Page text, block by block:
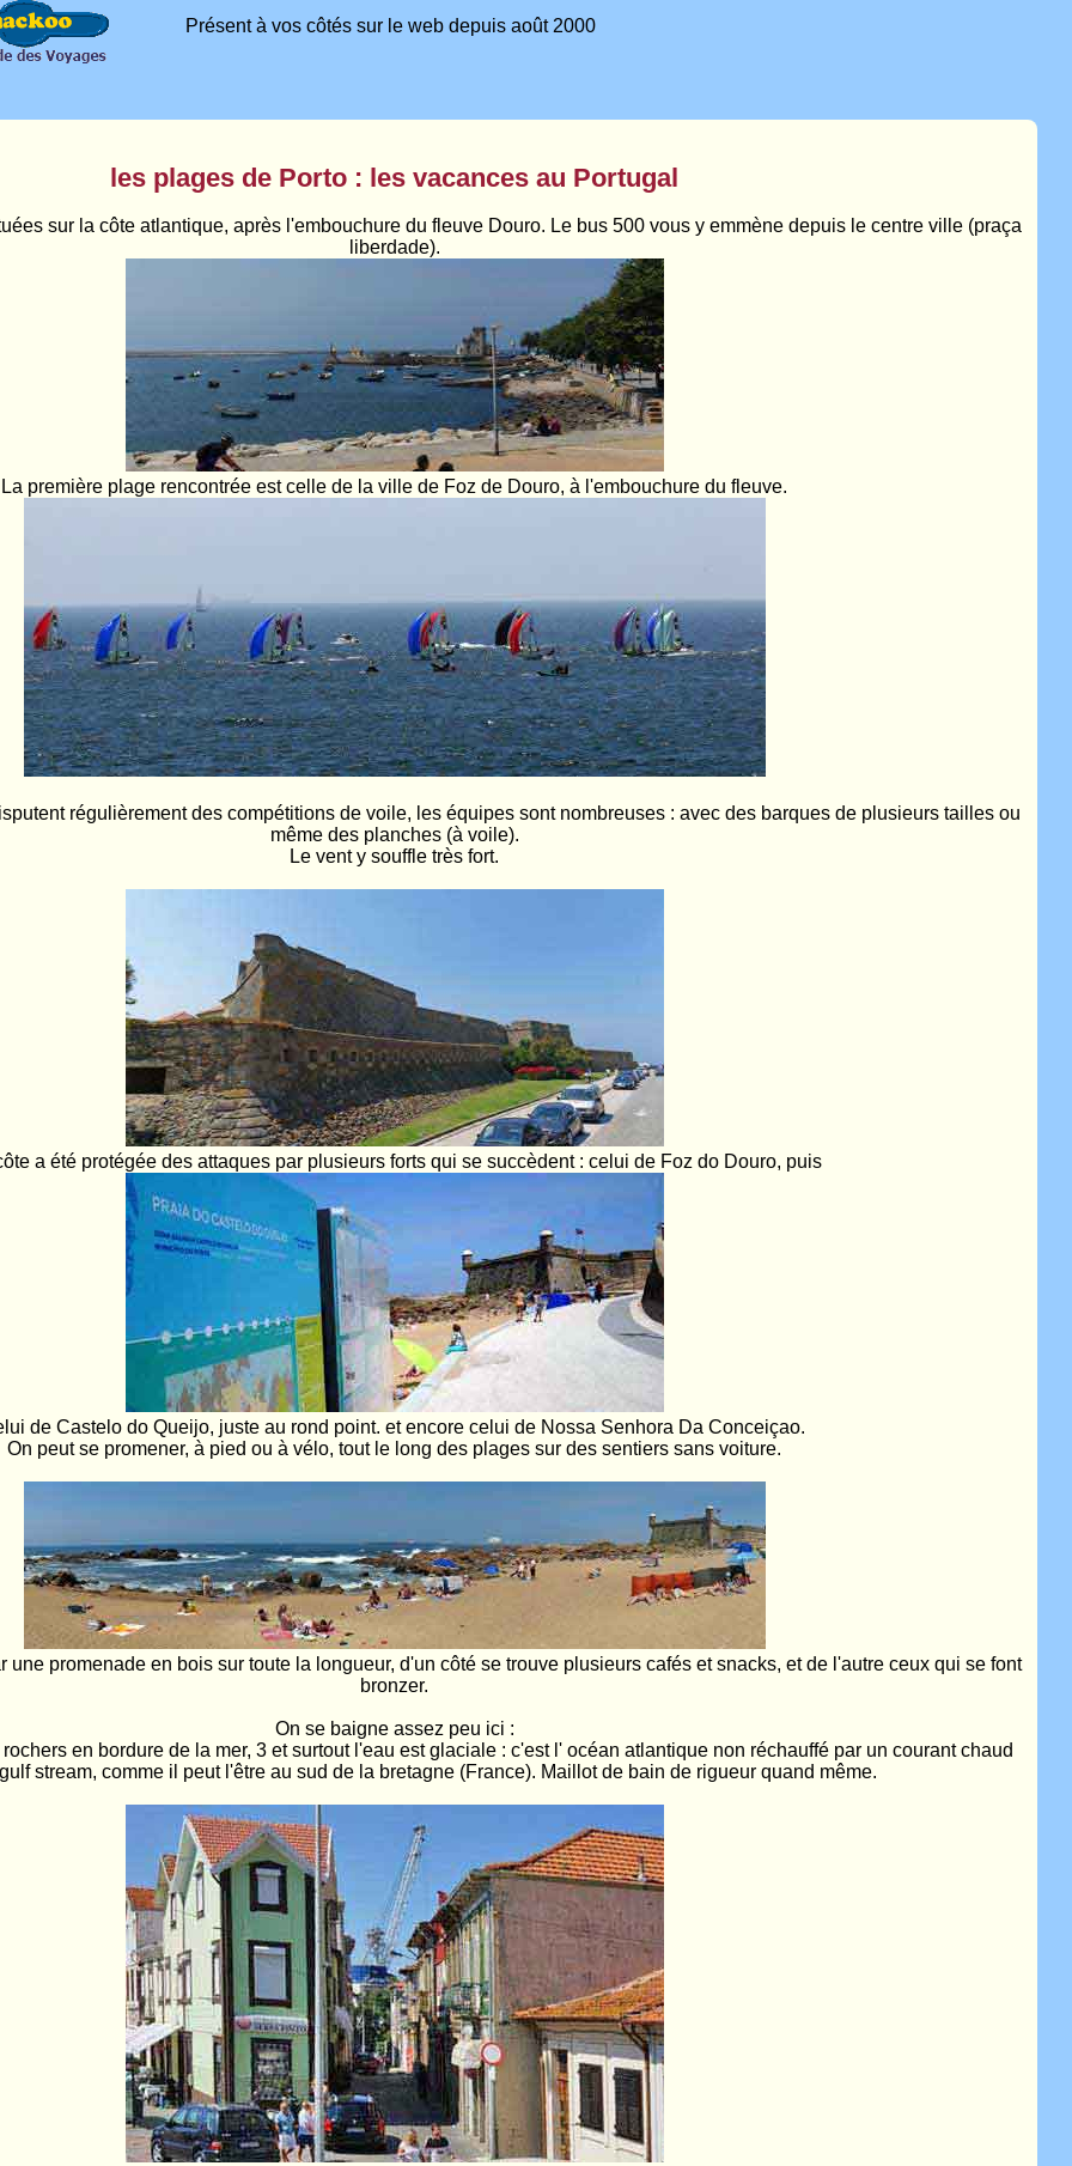
les plages de Porto : les vacances au Portugal
sur la côte atlantique, après l'embouchure du fleuve Douro. Le bus 500 vous y emmène depuis le centre ville (praça
liberdade).
La première plage rencontrée est celle de la ville de Foz de Douro, à l'embouchure du fleuve.
régulièrement des compétitions de voile, les équipes sont nombreuses : avec des barques de plusieurs tailles ou
même des planches (à voile).
Le vent y souffle très fort.
a été protégée des attaques par plusieurs forts qui se succèdent : celui de Foz do Douro, puis
de Castelo do Queijo, juste au rond point. et encore celui de Nossa Senhora Da Conceiçao.
On peut se promener, à pied ou à vélo, tout le long des plages sur des sentiers sans voiture.
une promenade en bois sur toute la longueur, d'un côté se trouve plusieurs cafés et snacks, et de l'autre ceux qui se font
bronzer.
On se baigne assez peu ici :
en bordure de la mer, 3 et surtout l'eau est glaciale : c'est l' océan atlantique non réchauffé par un courant chaud
stream, comme il peut l'être au sud de la bretagne (France). Maillot de bain de rigueur quand même.
Présent à vos côtés sur le web depuis août 2000